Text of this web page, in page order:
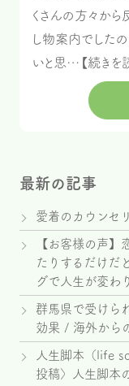
くさんの方々から
し物案内でした
いと思…【続きを
最新の記事
愛着のカウンセ
【お客様の声
たりするだけだ
グで人生が変わ
群馬県で受けら
効果 / 海外から
人生脚本（life
投稿〉人生脚本